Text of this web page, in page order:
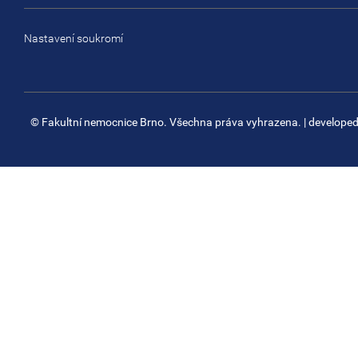
Nastavení soukromí
© Fakultní nemocnice Brno. Všechna práva vyhrazena. |